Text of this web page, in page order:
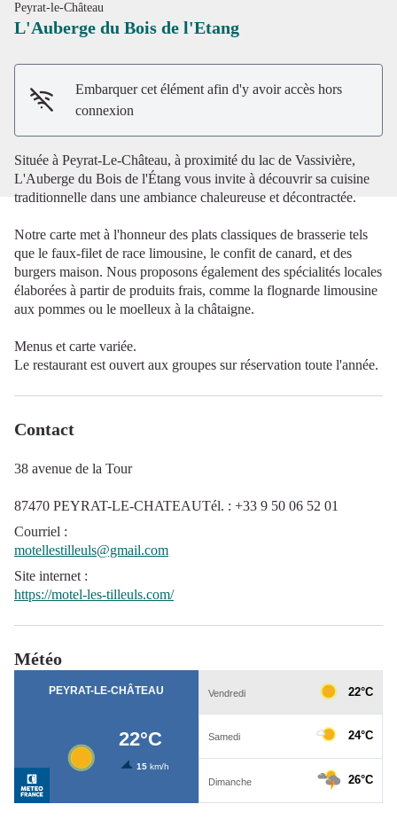
Peyrat-le-Château
L'Auberge du Bois de l'Etang
Embarquer cet élément afin d'y avoir accès hors
connexion
Située à Peyrat-Le-Château, à proximité du lac de Vassivière,
L'Auberge du Bois de l'Étang vous invite à découvrir sa cuisine
traditionnelle dans une ambiance chaleureuse et décontractée.
Notre carte met à l'honneur des plats classiques de brasserie tels
que le faux-filet de race limousine, le confit de canard, et des
burgers maison. Nous proposons également des spécialités locales
élaborées à partir de produits frais, comme la flognarde limousine
aux pommes ou le moelleux à la châtaigne.
Menus et carte variée.
Le restaurant est ouvert aux groupes sur réservation toute l'année.
Contact
38 avenue de la Tour
87470 PEYRAT-LE-CHATEAUTél. : +33 9 50 06 52 01
Courriel :
motellestilleuls@gmail.com
Site internet :
https://motel-les-tilleuls.com/
Météo